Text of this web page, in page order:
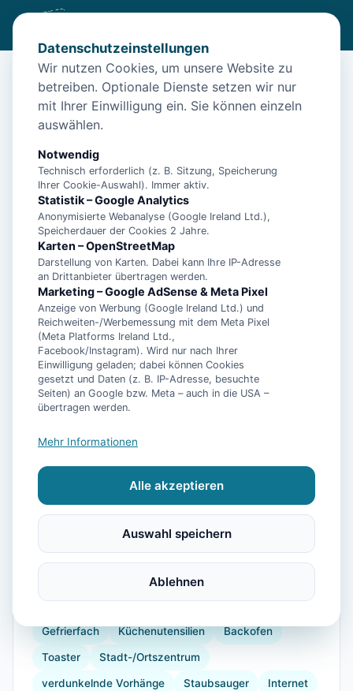
/Unterkünfte /Norden/
Unterkunft Strand fußläufig erreichbar – Norden
Unterkunft Strand fußläufig
erreichbar – Norden
26506 Norden
Ausstattung
WLAN
Kühlschrank Mikrowelle
Geschirrspüler Terrasse Garten Wellness
Wellnessbehandlungen
Kaffeemaschine Herdplatte Geschirr
Gefrierfach Küchenutensilien Backofen
Toaster Stadt-/Ortszentrum
verdunkelnde Vorhänge Staubsauger Internet
Datenschutzeinstellungen
Wir nutzen Cookies, um unsere Website zu
betreiben. Optionale Dienste setzen wir nur
mit Ihrer Einwilligung ein. Sie können einzeln
auswählen.
Notwendig
Technisch erforderlich (z. B. Sitzung, Speicherung
Ihrer Cookie-Auswahl). Immer aktiv.
Statistik – Google Analytics
Anonymisierte Webanalyse (Google Ireland Ltd.),
Speicherdauer der Cookies 2 Jahre.
Karten – OpenStreetMap
Darstellung von Karten. Dabei kann Ihre IP-Adresse
an Drittanbieter übertragen werden.
Marketing – Google AdSense & Meta Pixel
Anzeige von Werbung (Google Ireland Ltd.) und
Reichweiten-/Werbemessung mit dem Meta Pixel
(Meta Platforms Ireland Ltd.,
Facebook/Instagram). Wird nur nach Ihrer
Einwilligung geladen; dabei können Cookies
gesetzt und Daten (z. B. IP-Adresse, besuchte
Seiten) an Google bzw. Meta – auch in die USA –
übertragen werden.
Mehr Informationen
Alle akzeptieren
Auswahl speichern
Ablehnen